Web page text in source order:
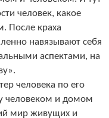
человек, какое
После краха
навязывают себя
аспектами, на
человека по его
человеком и домом
мир живущих и